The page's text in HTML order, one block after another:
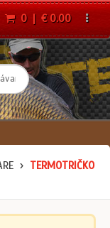
0 | € 0.00
TERMOTRIČKO